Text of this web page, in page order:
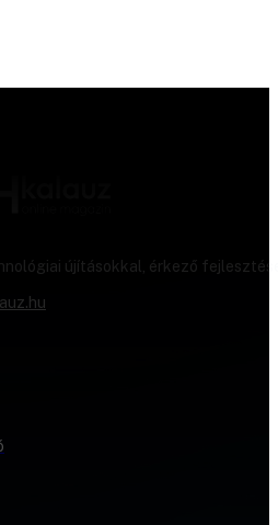
újításokkal, érkező